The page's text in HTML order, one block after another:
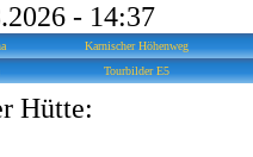
- 14:37
Karnischer Höhenweg
Tourbilder E5
Hütte: